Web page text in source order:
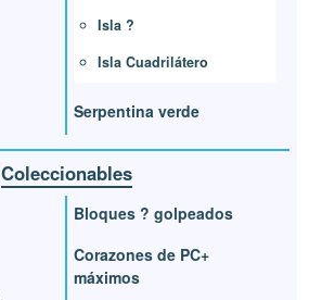
Isla ?
Isla Cuadrilátero
Serpentina verde
Coleccionables
Bloques ? golpeados
Corazones de PC+
máximos